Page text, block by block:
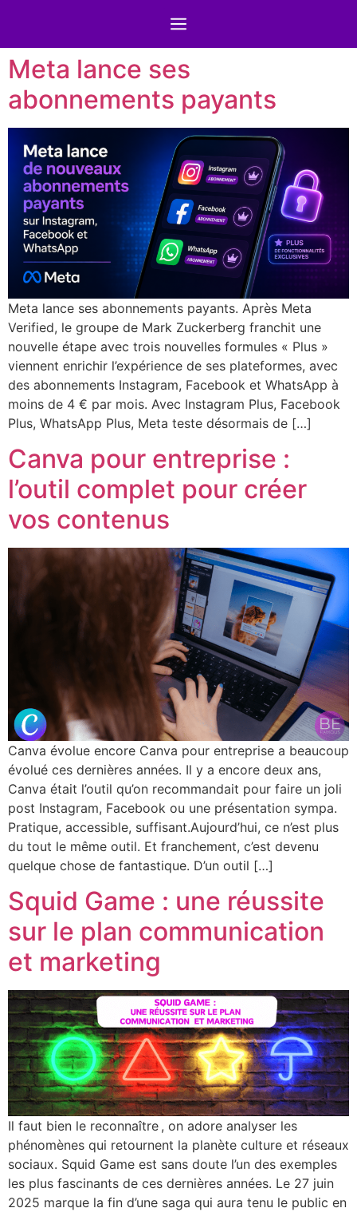
Meta lance ses
abonnements payants
Meta lance ses abonnements payants. Après Meta
Verified, le groupe de Mark Zuckerberg franchit une
nouvelle étape avec trois nouvelles formules « Plus »
viennent enrichir l’expérience de ses plateformes, avec
des abonnements Instagram, Facebook et WhatsApp à
moins de 4 € par mois. Avec Instagram Plus, Facebook
Plus, WhatsApp Plus, Meta teste désormais de […]
Canva pour entreprise :
l’outil complet pour créer
vos contenus
Canva évolue encore Canva pour entreprise a beaucoup
évolué ces dernières années. Il y a encore deux ans,
Canva était l’outil qu’on recommandait pour faire un joli
post Instagram, Facebook ou une présentation sympa.
Pratique, accessible, suffisant.Aujourd’hui, ce n’est plus
du tout le même outil. Et franchement, c’est devenu
quelque chose de fantastique. D’un outil […]
Squid Game : une réussite
sur le plan communication
et marketing
Il faut bien le reconnaître , on adore analyser les
phénomènes qui retournent la planète culture et réseaux
sociaux. Squid Game est sans doute l’un des exemples
les plus fascinants de ces dernières années. Le 27 juin
2025 marque la fin d’une saga qui aura tenu le public en